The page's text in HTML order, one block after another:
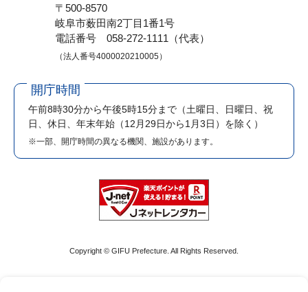
〒500-8570
岐阜市薮田南2丁目1番1号
電話番号 058-272-1111（代表）
（法人番号4000020210005）
開庁時間
午前8時30分から午後5時15分まで （土曜日、日曜日、祝
日、休日、年末年始（12月29日から1月3日）を除く）
※一部、開庁時間の異なる機関、施設があります。
Copyright © GIFU Prefecture. All Rights Reserved.